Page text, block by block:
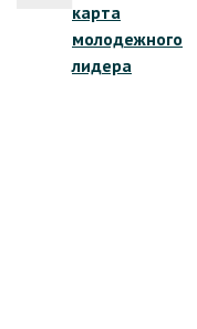
записям
карта
молодежного
лидера